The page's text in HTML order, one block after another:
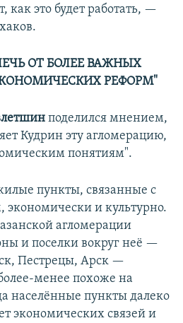
как это будет работать, —
ОТ БОЛЕЕ ВАЖНЫХ
РЕФОРМ"
поделился мнением,
Кудрин эту агломерацию,
понятиям".
пункты, связанные с
экономически и культурно.
агломерации
и поселки вокруг неё —
Пестрецы, Арск —
менее похоже на
населённые пункты далеко
экономических связей и